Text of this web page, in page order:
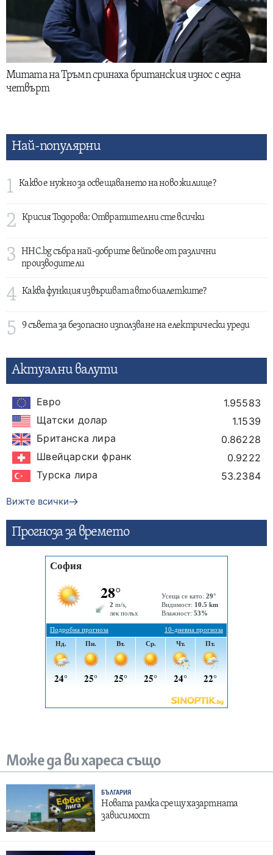
Митата на Тръмп сринаха британския износ с една
четвърт
Най-популярни
1 Какво е нужно за освещаването на ново жилище?
2 Крисия Тодорова: Отвратителни сте всички
3
HHC.bg събра най-добрите вейпове от различни
производители
4 Каква функция извършват авто биалетките?
5 9 съвета за безопасно използване на електрически уреди
Актуални валути
Евро
1.95583
Щатски долар
1.1539
Британска лира
0.86228
Швейцарски франк
0.9222
Турска лира
53.2384
Вижте всички
Прогнозa за времето
Може да ви хареса също
БЪЛГАРИЯ
Новата рамка срещу хазартната
зависимост